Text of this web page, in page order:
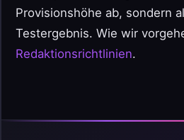
Provisionshöhe ab, sondern
Testergebnis. Wie wir
Redaktionsrichtlinien.